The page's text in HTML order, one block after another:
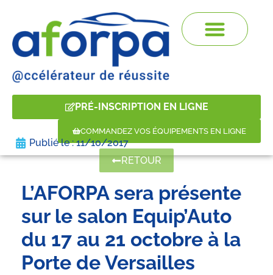
PRÉ-INSCRIPTION EN LIGNE
COMMANDEZ VOS ÉQUIPEMENTS EN LIGNE
Publié le : 11/10/2017
RETOUR
L’AFORPA sera présente
sur le salon Equip’Auto
du 17 au 21 octobre à la
Porte de Versailles